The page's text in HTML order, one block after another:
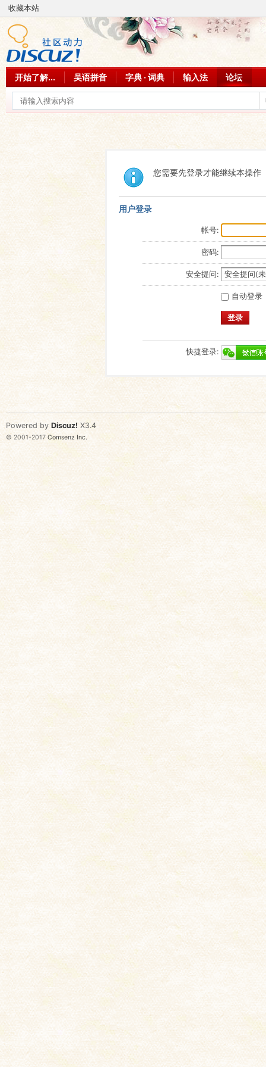
收藏本站
开始了解... 吴语拼音 字典 · 词典 输入法 论坛
您需要先登录才能继续本操作
用户登录
帐号:
密码:
安全提问:
自动登录
登录
快捷登录:
Powered by Discuz! X3.4
© 2001-2017 Comsenz Inc.